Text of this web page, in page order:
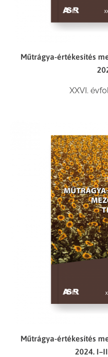
Műtrágya-értékesítés
XXVI.
Műtrágya-értékesítés
2024.